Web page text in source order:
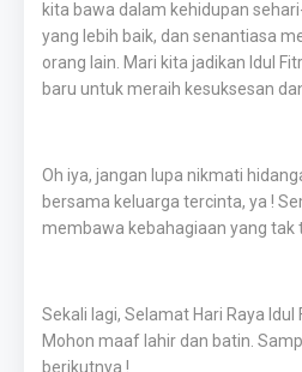
kita bawa dalam kehidupan
yang lebih baik, dan senantiasa
orang lain. Mari kita jadikan Idul
baru untuk meraih kesuksesan
Oh iya, jangan lupa nikmati
bersama keluarga tercinta, ya !
membawa kebahagiaan yang tak
Sekali lagi, Selamat Hari Raya Idul
Mohon maaf lahir dan batin.
berikutnya !